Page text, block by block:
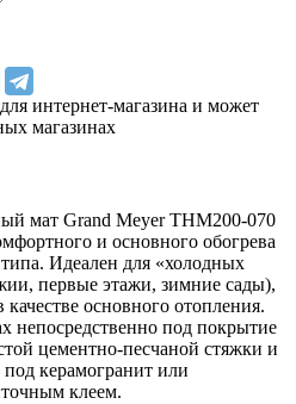
интернет-магазина и может
магазинах
мат Grand Meyer THM200-070
и основного обогрева
Идеален для «холодных
первые этажи, зимние сады),
основного отопления.
непосредственно под покрытие
цементно-песчаной стяжки и
под керамогранит или
клеем.